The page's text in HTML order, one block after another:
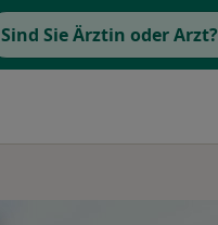
Sind Sie Ärztin oder Arzt?